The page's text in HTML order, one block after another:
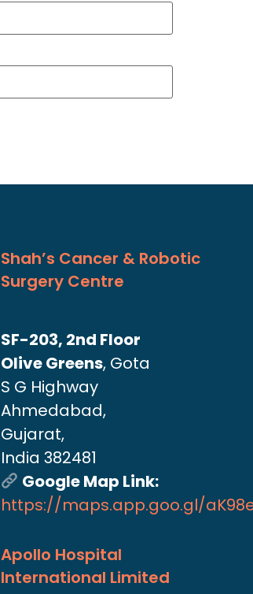
Shah’s Cancer & Robotic
Surgery Centre
SF-203, 2nd Floor
Olive Greens, Gota
S G Highway
Ahmedabad,
Gujarat,
India 382481
Google Map Link:
https://maps.app.goo.gl/
Apollo Hospital
International Limited